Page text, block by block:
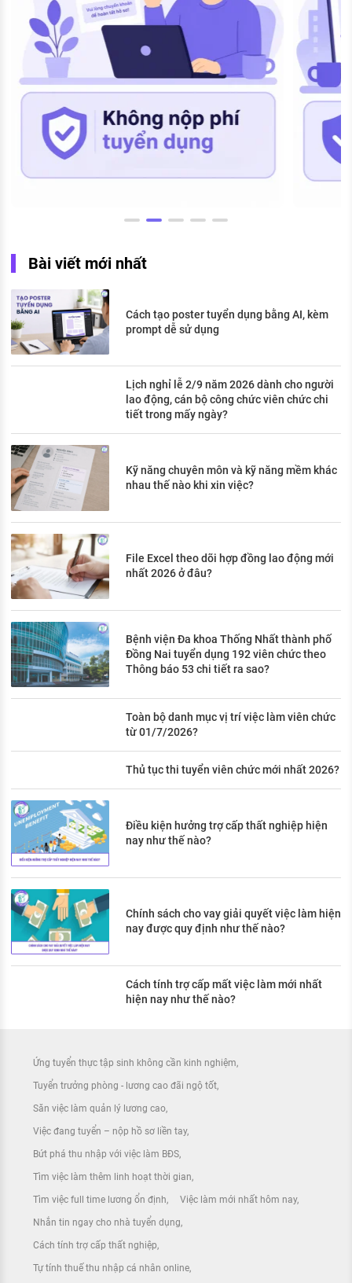
Bài viết mới nhất
Cách tạo poster tuyển dụng bằng AI, kèm
prompt dễ sử dụng
Lịch nghỉ lễ 2/9 năm 2026 dành cho người
lao động, cán bộ công chức viên chức chi
tiết trong mấy ngày?
Kỹ năng chuyên môn và kỹ năng mềm khác
nhau thế nào khi xin việc?
File Excel theo dõi hợp đồng lao động mới
nhất 2026 ở đâu?
Bệnh viện Đa khoa Thống Nhất thành phố
Đồng Nai tuyển dụng 192 viên chức theo
Thông báo 53 chi tiết ra sao?
Toàn bộ danh mục vị trí việc làm viên chức
từ 01/7/2026?
Thủ tục thi tuyển viên chức mới nhất 2026?
Điều kiện hưởng trợ cấp thất nghiệp hiện
nay như thế nào?
Chính sách cho vay giải quyết việc làm hiện
nay được quy định như thế nào?
Cách tính trợ cấp mất việc làm mới nhất
hiện nay như thế nào?
Ứng tuyển thực tập sinh không cần kinh nghiệm
Tuyển trưởng phòng - lương cao đãi ngộ tốt
Săn việc làm quản lý lương cao
Việc đang tuyển – nộp hồ sơ liền tay
Bứt phá thu nhập với việc làm BĐS
Tìm việc làm thêm linh hoạt thời gian
Tìm việc full time lương ổn định Việc làm mới nhất hôm nay
Nhắn tin ngay cho nhà tuyển dụng
Cách tính trợ cấp thất nghiệp
Tự tính thuế thu nhập cá nhân online